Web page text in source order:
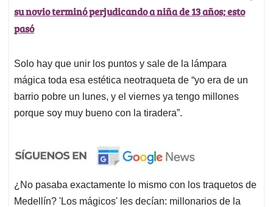
su novio terminó perjudicando a niña de 13 años; esto
pasó
Solo hay que unir los puntos y sale de la lámpara
mágica toda esa estética neotraqueta de “yo era de un
barrio pobre un lunes, y el viernes ya tengo millones
porque soy muy bueno con la tiradera”.
¿No pasaba exactamente lo mismo con los traquetos de
Medellín? 'Los mágicos' les decían: millonarios de la